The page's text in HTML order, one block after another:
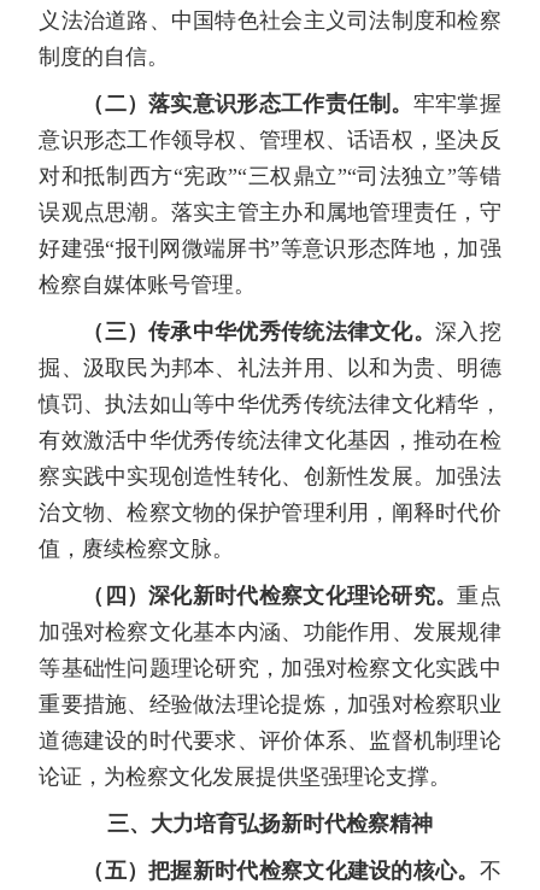
义法治道路、中国特色社会主义司法制度和检察
制度的自信。
（二）落实意识形态工作责任制。 牢牢掌握
意识形态工作领导权、管理权、话语权，坚决反
对和抵制西方“宪政”“三权鼎立”“司法独立”等错
误观点思潮。落实主管主办和属地管理责任，守
好建强“报刊网微端屏书”等意识形态阵地，加强
检察自媒体账号管理。
（三）传承中华优秀传统法律文化。深入挖
掘、汲取民为邦本、礼法并用、以和为贵、明德
慎罚、执法如山等中华优秀传统法律文化精华，
有效激活中华优秀传统法律文化基因，推动在检
察实践中实现创造性转化、创新性发展。加强法
治文物、检察文物的保护管理利用，阐释时代价
值，赓续检察文脉。
（四）深化新时代检察文化理论研究。重点
加强对检察文化基本内涵、功能作用、发展规律
等基础性问题理论研究，加强对检察文化实践中
重要措施、经验做法理论提炼，加强对检察职业
道德建设的时代要求、评价体系、监督机制理论
论证，为检察文化发展提供坚强理论支撑。
三、大力培育弘扬新时代检察精神
（五）把握新时代检察文化建设的核心。 不